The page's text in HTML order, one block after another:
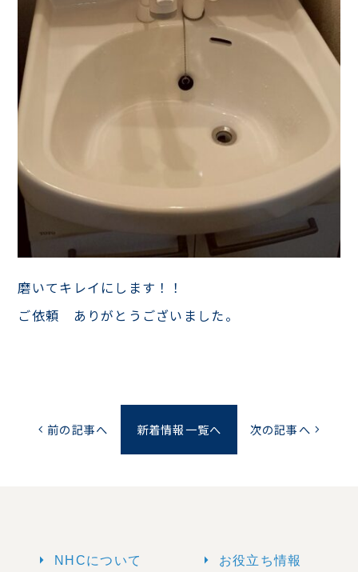
磨いてキレイにします！！
ご依頼 ありがとうございました。
chevron_left 前の記事へ 新着情報一覧へ 次の記事へ chevron_right
arrow_right NHCについて arrow_right お役立ち情報